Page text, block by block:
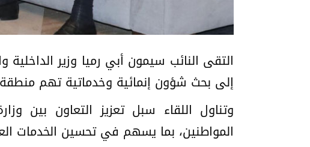
التقى النائب سيمون أبي رميا وزير
إلى بحث شؤون إنمائية وخدماتية تهم
وتناول اللقاء سبل تعزيز التعاون بين
المواطنين، بما يسهم في تحسين الخدمات